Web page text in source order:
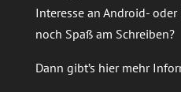
Interesse an Android-
noch Spaß am Schreiben?
Dann gibt’s hier mehr